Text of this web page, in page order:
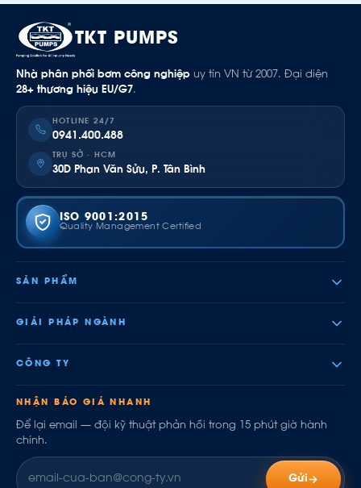
TKT PUMPS
Nhà phân phối bơm công nghiệp uy tín VN từ 2007. Đại diện
28+ thương hiệu EU/G7.
HOTLINE 24/7
0941.400.488
TRỤ SỞ · HCM
30D Phan Văn Sửu, P. Tân Bình
ISO 9001:2015
Quality Management Certified
SẢN PHẨM
GIẢI PHÁP NGÀNH
CÔNG TY
NHẬN BÁO GIÁ NHANH
Để lại email — đội kỹ thuật phản hồi trong 15 phút giờ hành
chính.
Gửi